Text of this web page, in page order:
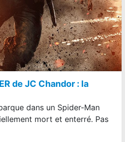
de JC Chandor : la
dans un Spider-Man
mort et enterré. Pas